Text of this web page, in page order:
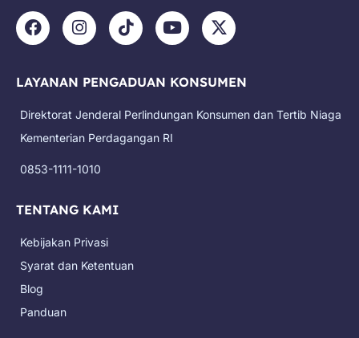
F
a
b
o
k
I
n
a
r
a
T
i
o
Y
o
u
e
X
-
i
t
LAYANAN PENGADUAN KONSUMEN
Direktorat Jenderal Perlindungan Konsumen dan Tertib Niaga
Kementerian Perdagangan RI
0853-1111-1010
TENTANG KAMI
Kebijakan Privasi
Syarat dan Ketentuan
Blog
Panduan